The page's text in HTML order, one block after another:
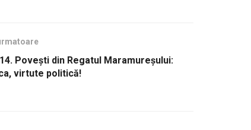
Povești din Regatul Maramureșului:
virtute politică!